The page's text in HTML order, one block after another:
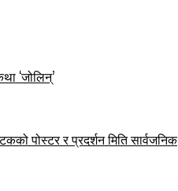
‘जोलिन्’
पोस्टर र प्रदर्शन मिति सार्वजनिक